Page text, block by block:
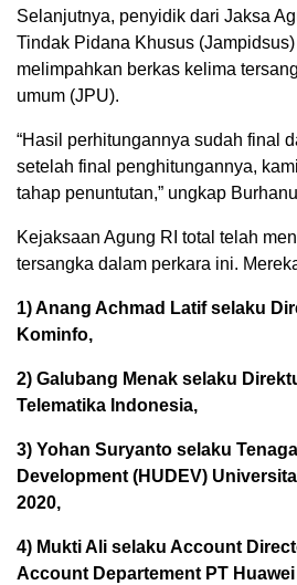
Selanjutnya, penyidik dari Jaksa
Tindak Pidana Khusus
melimpahkan berkas kelima
umum (JPU).
“Hasil perhitungannya sudah final
setelah final penghitungannya,
tahap penuntutan,” ungkap
Kejaksaan Agung RI total telah
tersangka dalam perkara ini.
1) Anang Achmad Latif selaku
Kominfo,
2) Galubang Menak selaku
Telematika Indonesia,
3) Yohan Suryanto selaku
Development (HUDEV)
2020,
4) Mukti Ali selaku Account
Account Departement PT